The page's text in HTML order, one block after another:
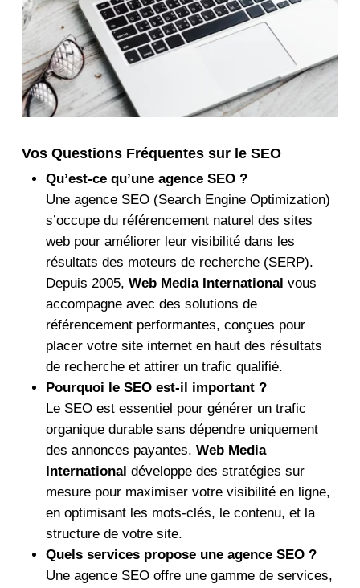
Vos Questions Fréquentes sur le SEO
Qu’est-ce qu’une agence SEO ?
Une agence SEO (Search Engine Optimization)
s’occupe du référencement naturel des sites
web pour améliorer leur visibilité dans les
résultats des moteurs de recherche (SERP).
Depuis 2005, Web Media International vous
accompagne avec des solutions de
référencement performantes, conçues pour
placer votre site internet en haut des résultats
de recherche et attirer un trafic qualifié.
Pourquoi le SEO est-il important ?
Le SEO est essentiel pour générer un trafic
organique durable sans dépendre uniquement
des annonces payantes. Web Media
International développe des stratégies sur
mesure pour maximiser votre visibilité en ligne,
en optimisant les mots-clés, le contenu, et la
structure de votre site.
Quels services propose une agence SEO ?
Une agence SEO offre une gamme de services,